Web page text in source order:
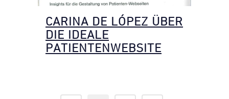
CARINA DE LÓPEZ ÜBER
DIE IDEALE
PATIENTENWEBSITE